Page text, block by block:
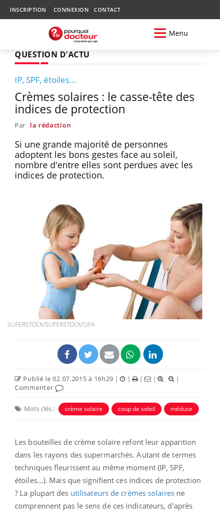
INSCRIPTION CONNEXION CONTACT
Menu
QUESTION D'ACTU
IP, SPF, étoiles...
Crèmes solaires : le casse-tête des
indices de protection
Par la rédaction
Si une grande majorité de personnes
adoptent les bons gestes face au soleil,
nombre d'entre elles sont perdues avec les
indices de protection.
SUPERSTOCK/SUPERSTOCK/SIPA
Publié le 02.07.2015 à 16h29 | | | |
|
Commenter
Mots clés : crème solaire coup de soleil méduse
Les bouteilles de crème solaire refont leur apparition
dans les rayons des supermarchés. Autant de termes
techniques fleurissent au même moment (IP, SPF,
étoiles...). Mais que signifient ces indices de protection
? La plupart des utilisateurs de crèmes solairesne
comprennent pas le sens de ces indicateurs, d'après